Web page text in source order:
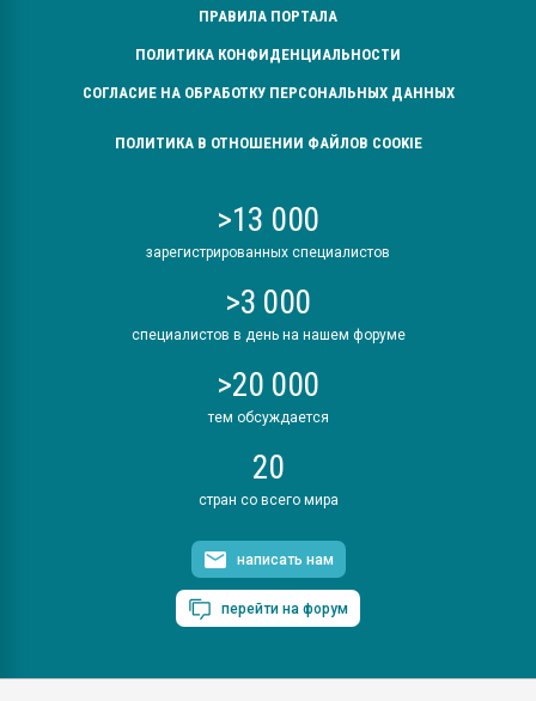
ПРАВИЛА ПОРТАЛА
ПОЛИТИКА КОНФИДЕНЦИАЛЬНОСТИ
СОГЛАСИЕ НА ОБРАБОТКУ ПЕРСОНАЛЬНЫХ ДАННЫХ
ПОЛИТИКА В ОТНОШЕНИИ ФАЙЛОВ COOKIE
>13 000
зарегистрированных специалистов
>3 000
специалистов в день на нашем форуме
>20 000
тем обсуждается
20
стран со всего мира
написать нам
перейти на форум